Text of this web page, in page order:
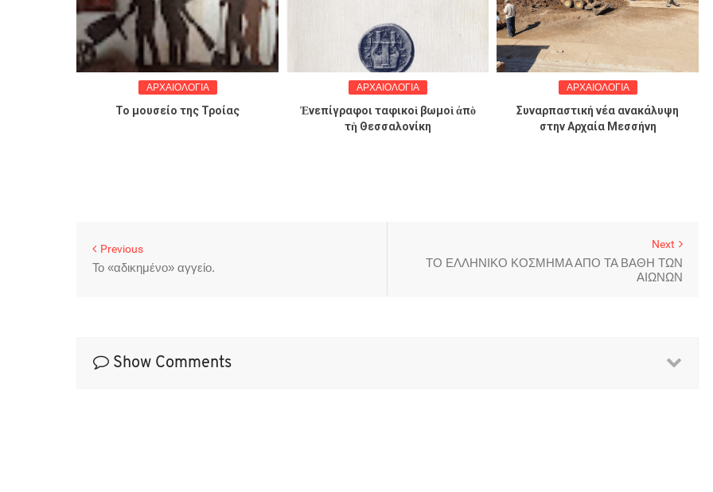
ΑΡΧΑΙΟΛΟΓΙΑ
Το μουσείο της Τροίας
ΑΡΧΑΙΟΛΟΓΙΑ
Ἐνεπίγραφοι ταφικοὶ βωμοὶ ἀπὸ
τὴ Θεσσαλονίκη
ΑΡΧΑΙΟΛΟΓΙΑ
Συναρπαστική νέα ανακάλυψη
στην Αρχαία Μεσσήνη
Next
ΤΟ ΕΛΛΗΝΙΚΟ ΚΟΣΜΗΜΑ ΑΠΟ ΤΑ ΒΑΘΗ ΤΩΝ
ΑΙΩΝΩΝ
Previous
Το «αδικημένο» αγγείο.
Show Comments